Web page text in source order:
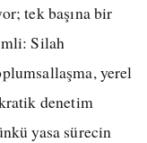
tek başına bir
Silah
yerel
denetim
yasa sürecin